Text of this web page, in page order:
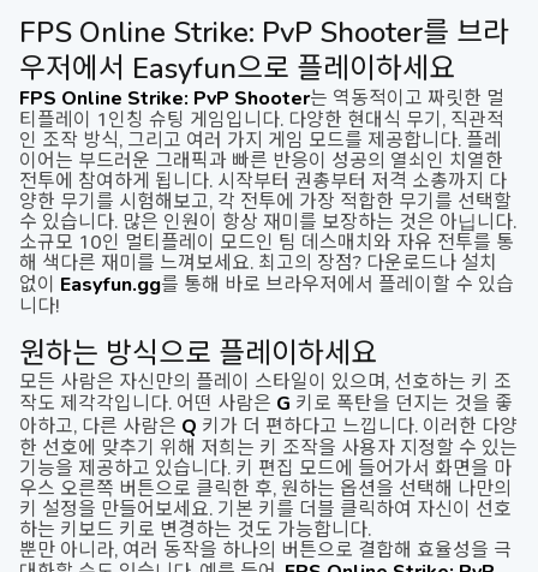
FPS Online Strike: PvP Shooter를 브라
우저에서 Easyfun으로 플레이하세요
FPS Online Strike: PvP Shooter는 역동적이고 짜릿한 멀
티플레이 1인칭 슈팅 게임입니다. 다양한 현대식 무기, 직관적
인 조작 방식, 그리고 여러 가지 게임 모드를 제공합니다. 플레
이어는 부드러운 그래픽과 빠른 반응이 성공의 열쇠인 치열한
전투에 참여하게 됩니다. 시작부터 권총부터 저격 소총까지 다
양한 무기를 시험해보고, 각 전투에 가장 적합한 무기를 선택할
수 있습니다. 많은 인원이 항상 재미를 보장하는 것은 아닙니다.
소규모 10인 멀티플레이 모드인 팀 데스매치와 자유 전투를 통
해 색다른 재미를 느껴보세요. 최고의 장점? 다운로드나 설치
없이 Easyfun.gg를 통해 바로 브라우저에서 플레이할 수 있습
니다!
원하는 방식으로 플레이하세요
모든 사람은 자신만의 플레이 스타일이 있으며, 선호하는 키 조
작도 제각각입니다. 어떤 사람은 G 키로 폭탄을 던지는 것을 좋
아하고, 다른 사람은 Q 키가 더 편하다고 느낍니다. 이러한 다양
한 선호에 맞추기 위해 저희는 키 조작을 사용자 지정할 수 있는
기능을 제공하고 있습니다. 키 편집 모드에 들어가서 화면을 마
우스 오른쪽 버튼으로 클릭한 후, 원하는 옵션을 선택해 나만의
키 설정을 만들어보세요. 기본 키를 더블 클릭하여 자신이 선호
하는 키보드 키로 변경하는 것도 가능합니다.
뿐만 아니라, 여러 동작을 하나의 버튼으로 결합해 효율성을 극